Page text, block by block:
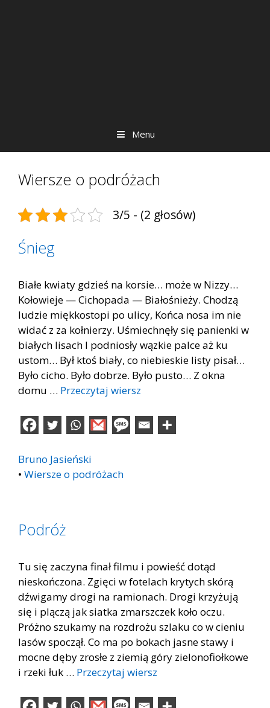
Menu
Wiersze o podróżach
3/5 - (2 głosów)
Śnieg
Białe kwiaty gdzieś na korsie… może w Nizzy…
Kołowieje — Cichopada — Białośnieży. Chodzą
ludzie miękkostopi po ulicy, Końca nosa im nie
widać z za kołnierzy. Uśmiechnęły się panienki w
białych lisach I podniosły wązkie palce aż ku
ustom… Był ktoś biały, co niebieskie listy pisał…
Było cicho. Było dobrze. Było pusto… Z okna
domu … Przeczytaj wiersz
Bruno Jasieński
• Wiersze o podróżach
Podróż
Tu się zaczyna finał filmu i powieść dotąd
nieskończona. Zgięci w fotelach krytych skórą
dźwigamy drogi na ramionach. Drogi krzyżują
się i plączą jak siatka zmarszczek koło oczu.
Próżno szukamy na rozdrożu szlaku co w cieniu
lasów spoczął. Co ma po bokach jasne stawy i
mocne dęby zrosłe z ziemią góry zielonofiołkowe
i rzeki łuk … Przeczytaj wiersz